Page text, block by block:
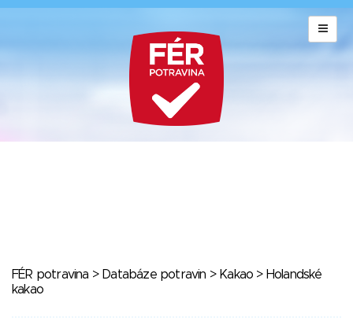
FÉR potravina > Databáze potravin > Kakao > Holandské
kakao